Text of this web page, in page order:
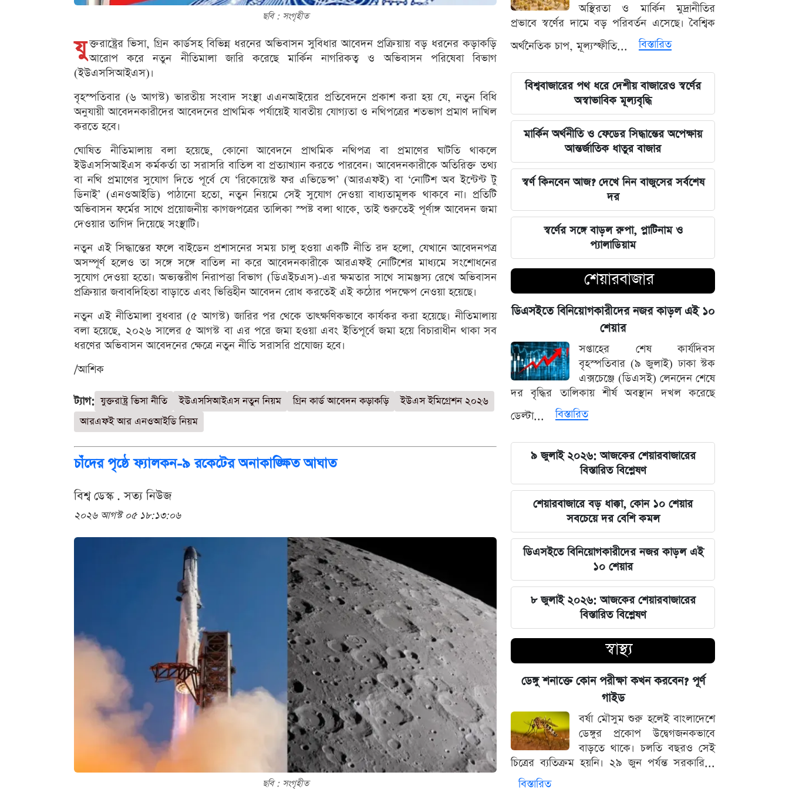
ছবি : সংগৃহীত
যু ক্তরাষ্ট্রের ভিসা, গ্রিন কার্ডসহ বিভিন্ন ধরনের অভিবাসন সুবিধার আবেদন প্রক্রিয়ায় বড় ধরনের কড়াকড়ি
আরোপ করে নতুন নীতিমালা জারি করেছে মার্কিন নাগরিকত্ব ও অভিবাসন পরিষেবা বিভাগ
(ইউএসসিআইএস)।
বৃহস্পতিবার (৬ আগস্ট) ভারতীয় সংবাদ সংস্থা এএনআইয়ের প্রতিবেদনে প্রকাশ করা হয় যে, নতুন বিধি
অনুযায়ী আবেদনকারীদের আবেদনের প্রাথমিক পর্যায়েই যাবতীয় যোগ্যতা ও নথিপত্রের শতভাগ প্রমাণ দাখিল
করতে হবে।
ঘোষিত নীতিমালায় বলা হয়েছে, কোনো আবেদনে প্রাথমিক নথিপত্র বা প্রমাণের ঘাটতি থাকলে
ইউএসসিআইএস কর্মকর্তা তা সরাসরি বাতিল বা প্রত্যাখ্যান করতে পারবেন। আবেদনকারীকে অতিরিক্ত তথ্য
বা নথি প্রমাণের সুযোগ দিতে পূর্বে যে ‘রিকোয়েস্ট ফর এভিডেন্স’ (আরএফই) বা ‘নোটিশ অব ইন্টেন্ট টু
ডিনাই’ (এনওআইডি) পাঠানো হতো, নতুন নিয়মে সেই সুযোগ দেওয়া বাধ্যতামূলক থাকবে না। প্রতিটি
অভিবাসন ফর্মের সাথে প্রয়োজনীয় কাগজপত্রের তালিকা স্পষ্ট বলা থাকে, তাই শুরুতেই পূর্ণাঙ্গ আবেদন জমা
দেওয়ার তাগিদ দিয়েছে সংস্থাটি।
নতুন এই সিদ্ধান্তের ফলে বাইডেন প্রশাসনের সময় চালু হওয়া একটি নীতি রদ হলো, যেখানে আবেদনপত্র
অসম্পূর্ণ হলেও তা সঙ্গে সঙ্গে বাতিল না করে আবেদনকারীকে আরএফই নোটিশের মাধ্যমে সংশোধনের
সুযোগ দেওয়া হতো। অভ্যন্তরীণ নিরাপত্তা বিভাগ (ডিএইচএস)-এর ক্ষমতার সাথে সামঞ্জস্য রেখে অভিবাসন
প্রক্রিয়ার জবাবদিহিতা বাড়াতে এবং ভিত্তিহীন আবেদন রোধ করতেই এই কঠোর পদক্ষেপ নেওয়া হয়েছে।
নতুন এই নীতিমালা বুধবার (৫ আগস্ট) জারির পর থেকে তাৎক্ষণিকভাবে কার্যকর করা হয়েছে। নীতিমালায়
বলা হয়েছে, ২০২৬ সালের ৫ আগস্ট বা এর পরে জমা হওয়া এবং ইতিপূর্বে জমা হয়ে বিচারাধীন থাকা সব
ধরণের অভিবাসন আবেদনের ক্ষেত্রে নতুন নীতি সরাসরি প্রযোজ্য হবে।
/আশিক
ট্যাগ: যুক্তরাষ্ট্র ভিসা নীতি ইউএসসিআইএস নতুন নিয়ম গ্রিন কার্ড আবেদন কড়াকড়ি
ইউএস ইমিগ্রেশন ২০২৬
আরএফই আর এনওআইডি নিয়ম
চাঁদের পৃষ্ঠে ফ্যালকন-৯ রকেটের অনাকাঙ্ক্ষিত আঘাত
বিশ্ব ডেস্ক . সত্য নিউজ
২০২৬ আগস্ট ০৫ ১৮:১৩:০৬
ছবি : সংগৃহীত
লঙ্কা প্রিমিয়ার লিগে ভারতীয় কিংবদন্তির
আগমন, মালিকানায় বড় চমক
জুলাই কার-এ নিয়ে বিভাজন করলে অর্জন
আগামী ৪৮ ঘণ্টার আবহাওয়ার চিত্র: ঝোড়ো
বৃষ্টি নিয়ে সতর্কবার্তা
'মানুষ ভোট দিয়ে এমপি বানিয়েছে,
বিএনপিকে সত্য মেনে নিতে হবে': রুমিন
ফারহানা
৫ আগস্টের ভরদুপুরে দেশত্যাগ: গণভবন
থেকে ভারতের ফ্লাইট পর্যন্ত যা ঘটেছিল
ভারতপ্রেমী হলে দাগি আসামির অপরাধও
চোখ এড়িয়ে যায় দিল্লির: রুহুল কবির
রিজভী
বাংলাদেশ আর কোনো দেশের 'ক্লায়েন্ট স্টেট'
থাকবে না: পররাষ্ট্রমন্ত্রী ড. খলিলুর রহমান
এক ক্লিকেই ফোন-ল্যাপটপের নিয়ন্ত্রণ নিচ্ছে
হ্যাকাররা, পপ-আপ আপডেট নিয়ে কড়া
হুঁশিয়ারি
চাঁদের পৃষ্ঠে ফ্যালকন-৯ রকেটের
অনাকাঙ্ক্ষিত আঘাত
আবু সাঈদের ছবি ছাড়া কোনো ডকুমেন্টারি
হতে পারে না: ভারপ্রাপ্ত রাষ্ট্রপতি হাফিজ
উদ্দিন
জুলাই স্মৃতি জাদুঘর উদ্বোধন করলেন
প্রধানমন্ত্রী তারেক রহমান
মার্কিন ক্ষেপণাস্ত্র মজুত নিয়ে নতুন তথ্য, কী
বলছে সিএনএন
সালমানের অবয়ব পরিবর্তনের আসল কারণ
ও ষাটোর্ধ্বদের ওজন কমানোর সঠিক নিয়ম
৫ আগস্ট বিজয়ের দিন, ভিন্নমত যেন
শত্রুতায় রূপ না নেয়: প্রধানমন্ত্রী তারেক
রহমান
নিজস্ব অর্থায়নে খালের ওপর বাঁশের সাঁকো
বানিয়ে দিলেন ইউপি চেয়ারম্যান পদপ্রার্থী
শেখ আলমগীর
অস্থিরতা ও মার্কিন মুদ্রানীতির
প্রভাবে স্বর্ণের দামে বড় পরিবর্তন এসেছে। বৈশ্বিক
অর্থনৈতিক চাপ, মূল্যস্ফীতি...
বিস্তারিত
বিশ্ববাজারের পথ ধরে দেশীয় বাজারেও স্বর্ণের
অস্বাভাবিক মূল্যবৃদ্ধি
মার্কিন অর্থনীতি ও ফেডের সিদ্ধান্তের অপেক্ষায়
আন্তর্জাতিক ধাতুর বাজার
স্বর্ণ কিনবেন আজ? দেখে নিন বাজুসের সর্বশেষ
দর
স্বর্ণের সঙ্গে বাড়ল রুপা, প্লাটিনাম ও
প্যালাডিয়াম
শেয়ারবাজার
ডিএসইতে বিনিয়োগকারীদের নজর কাড়ল এই ১০
শেয়ার
সপ্তাহের শেষ কার্যদিবস
বৃহস্পতিবার (৯ জুলাই) ঢাকা স্টক
এক্সচেঞ্জে (ডিএসই) লেনদেন শেষে
দর বৃদ্ধির তালিকায় শীর্ষ অবস্থান দখল করেছে
ডেল্টা...
বিস্তারিত
৯ জুলাই ২০২৬: আজকের শেয়ারবাজারের
বিস্তারিত বিশ্লেষণ
শেয়ারবাজারে বড় ধাক্কা, কোন ১০ শেয়ার
সবচেয়ে দর বেশি কমল
ডিএসইতে বিনিয়োগকারীদের নজর কাড়ল এই
১০ শেয়ার
৮ জুলাই ২০২৬: আজকের শেয়ারবাজারের
বিস্তারিত বিশ্লেষণ
স্বাস্থ্য
ডেঙ্গু শনাক্তে কোন পরীক্ষা কখন করবেন? পূর্ণ
গাইড
বর্ষা মৌসুম শুরু হলেই বাংলাদেশে
ডেঙ্গুর প্রকোপ উদ্বেগজনকভাবে
বাড়তে থাকে। চলতি বছরও সেই
চিত্রের ব্যতিক্রম হয়নি। ২৯ জুন পর্যন্ত সরকারি...
বিস্তারিত